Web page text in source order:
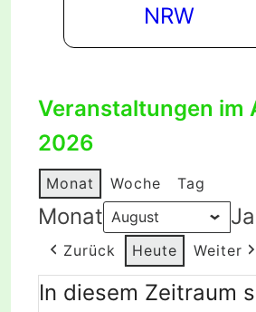
NRW
Veranstaltungen im
2026
Monat Woche Tag
Monat
Zurück Heute Weiter
In diesem Zeitraum